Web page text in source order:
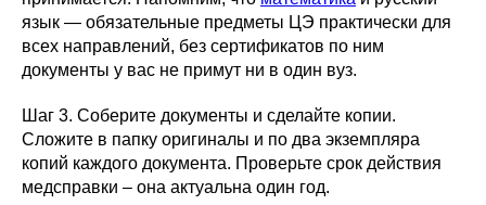
язык — обязательные предметы ЦЭ практически для
всех направлений, без сертификатов по ним
документы у вас не примут ни в один вуз.
Шаг 3. Соберите документы и сделайте копии.
Сложите в папку оригиналы и по два экземпляра
копий каждого документа. Проверьте срок действия
медсправки – она актуальна один год.